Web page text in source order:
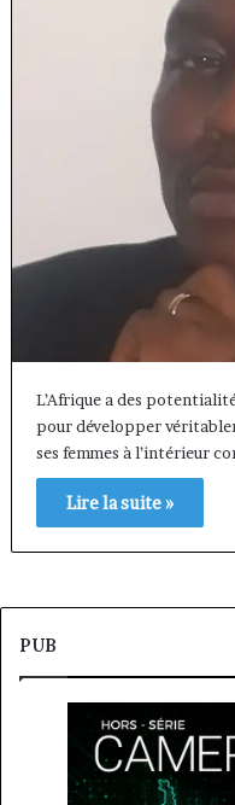
L’Afrique a des
pour développer
ses femmes à l’intérieur
Lire la suite »
PUB